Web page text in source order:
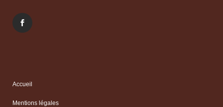
Accueil
Mentions légales